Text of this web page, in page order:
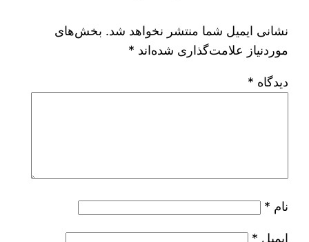
نشانی ایمیل شما منتشر نخواهد شد. بخش‌های
موردنیاز علامت‌گذاری شده‌اند *
دیدگاه *
نام *
ایمیل *